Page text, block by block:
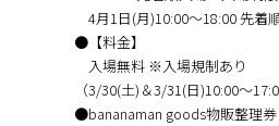
4月1日(月)10:00～18:00 先着
●【料金】
入場無料 ※入場規制あり
（3/30(土)＆3/31(日)10:00～
●bananaman goods物販整理券